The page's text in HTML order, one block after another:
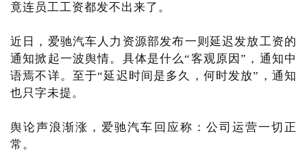
竟连员工工资都发不出来了。
近日，爱驰汽车人力资源部发布一则延迟发放工资的
通知掀起一波舆情。具体是什么“客观原因”，通知中
语焉不详。至于“延迟时间是多久，何时发放”，通知
也只字未提。
舆论声浪渐涨，爱驰汽车回应称：公司运营一切正
常。